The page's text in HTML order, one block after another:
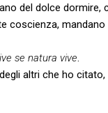
del dolce dormire,
coscienza,
se natura vive.
altri che ho